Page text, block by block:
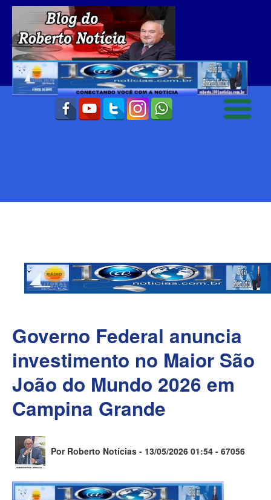
Governo Federal anuncia
investimento no Maior São
João do Mundo 2026 em
Campina Grande
Por Roberto Notícias - 13/05/2026 01:54 - 67056